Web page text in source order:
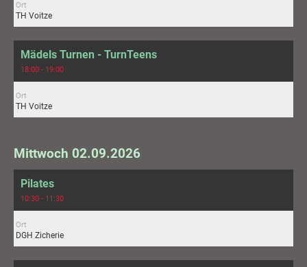
Ort
TH Voitze
Mädels Turnen - TurnTeens
18:00 - 19:00
Ort
TH Voitze
Mittwoch 02.09.2026
Pilates
10:30 - 11:30
Ort
DGH Zicherie